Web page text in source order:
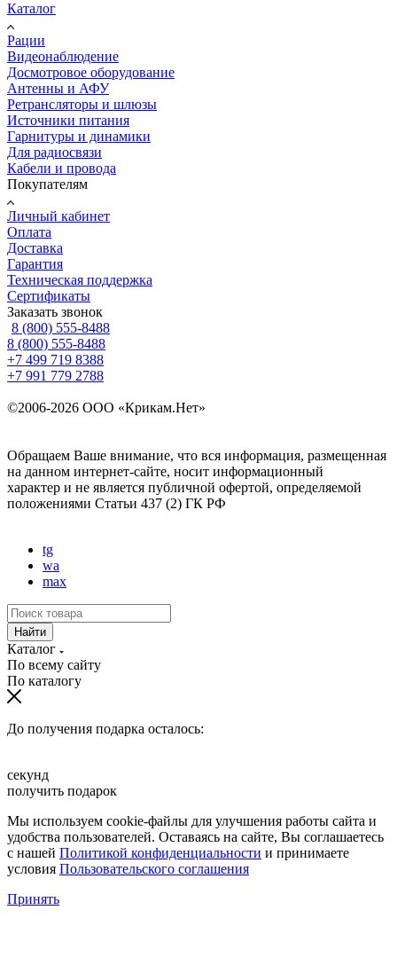
Каталог
Рации
Видеонаблюдение
Досмотровое оборудование
Антенны и АФУ
Ретрансляторы и шлюзы
Источники питания
Гарнитуры и динамики
Для радиосвязи
Кабели и провода
Покупателям
Личный кабинет
Оплата
Доставка
Гарантия
Техническая поддержка
Сертификаты
Заказать звонок
8 (800) 555-8488
8 (800) 555-8488
+7 499 719 8388
+7 991 779 2788
©2006-2026 ООО «Крикам.Нет»
Обращаем Ваше внимание, что вся информация, размещенная
на данном интернет-сайте, носит информационный
характер и не является публичной офертой, определяемой
положениями Статьи 437 (2) ГК РФ
tg
wa
max
Найти
Каталог
По всему сайту
По каталогу
До получения подарка осталось:
секунд
получить подарок
Мы используем cookie-файлы для улучшения работы сайта и
удобства пользователей. Оставаясь на сайте, Вы соглашаетесь
с нашей Политикой конфиденциальности и принимаете
условия Пользовательского соглашения
Принять